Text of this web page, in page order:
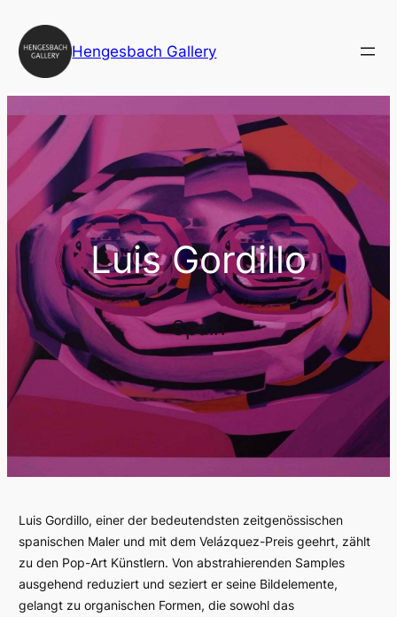
Inhalt
springen
Hengesbach Gallery
Luis Gordillo
Spain
Luis Gordillo, einer der bedeutendsten zeitgenössischen
spanischen Maler und mit dem Velázquez-Preis geehrt, zählt
zu den Pop-Art Künstlern. Von abstrahierenden Samples
ausgehend reduziert und seziert er seine Bildelemente,
gelangt zu organischen Formen, die sowohl das